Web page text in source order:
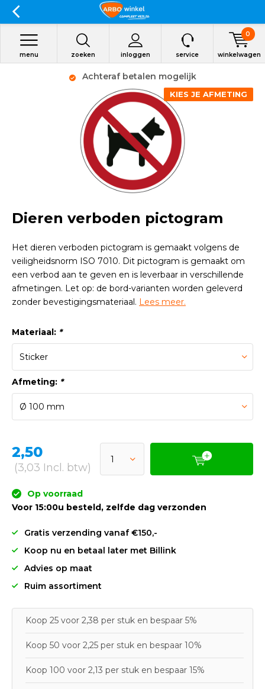
zoeken inloggen
menu service winkelwagen
0
Achteraf betalen mogelijk
KIES JE AFMETING
Dieren verboden pictogram
Het dieren verboden pictogram is gemaakt volgens de
veiligheidsnorm ISO 7010. Dit pictogram is gemaakt om
een verbod aan te geven en is leverbaar in verschillende
afmetingen. Let op: de bord-varianten worden geleverd
zonder bevestigingsmateriaal. Lees meer.
Materiaal: *
Afmeting: *
2,50
(3,03 Incl. btw)
Op voorraad
Voor 15:00u besteld, zelfde dag verzonden
Gratis verzending vanaf €150,-
Koop nu en betaal later met Billink
Advies op maat
Ruim assortiment
Koop 25 voor 2,38 per stuk en bespaar 5%
Koop 50 voor 2,25 per stuk en bespaar 10%
Koop 100 voor 2,13 per stuk en bespaar 15%